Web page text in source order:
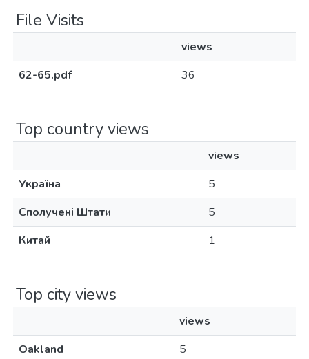
File Visits
views
62-65.pdf
36
Top country views
views
Україна
5
Сполучені Штати
5
Китай
1
Top city views
views
Oakland
5